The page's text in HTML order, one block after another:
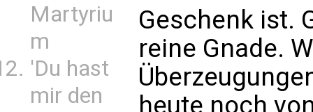
Martyriu
m
'Du hast
mir den
Geschenk ist.
reine Gnade.
heute noch